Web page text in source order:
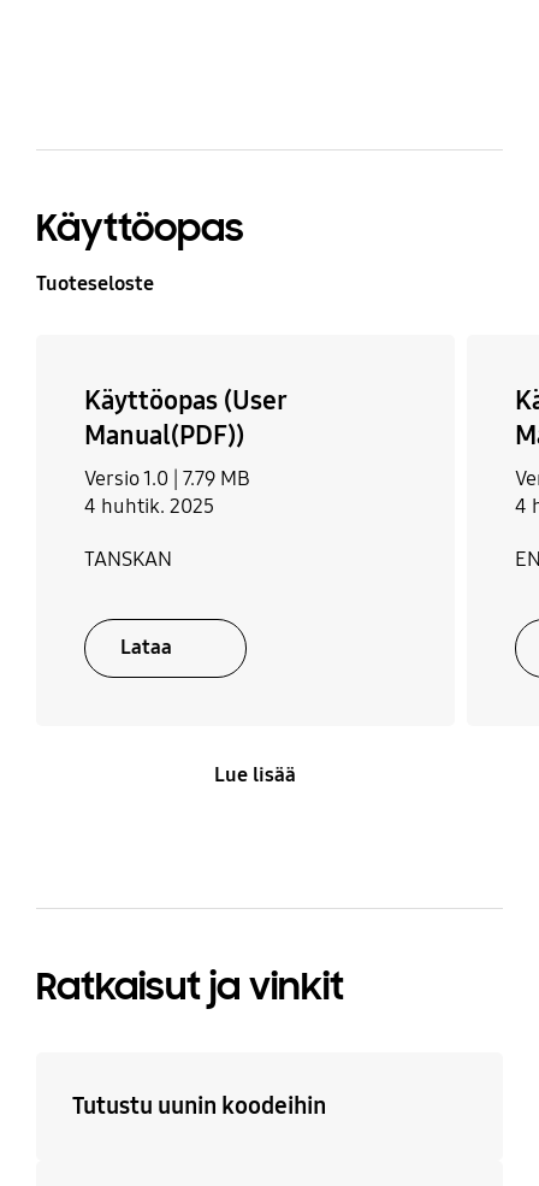
Käyttöopas
Tuoteseloste
Käyttöopas (User
Manual(PDF))
Versio 1.0 | 7.79 MB
4 huhtik. 2025
TANSKAN
Lataa
4
Lue lisää
Ratkaisut ja vinkit
Tutustu uunin koodeihin